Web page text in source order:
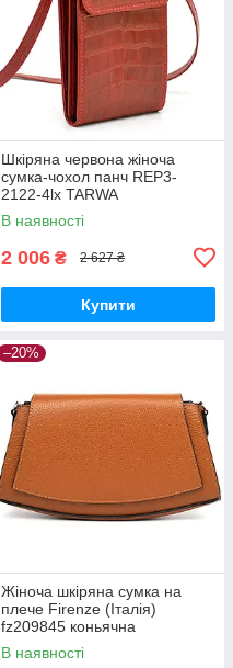
Шкіряна червона жіноча
сумка-чохол панч REP3-
2122-4lx TARWA
В наявності
2 006 ₴ 2 627 ₴
Купити
–20%
Жіноча шкіряна сумка на
плече Firenze (Італія)
fz209845 коньячна
В наявності